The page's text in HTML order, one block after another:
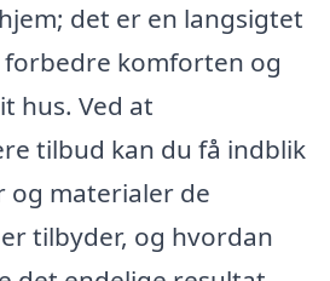
det er en langsigtet
komforten og
hus. Ved at
tilbud kan du få indblik
og materialer de
tilbyder, og hvordan